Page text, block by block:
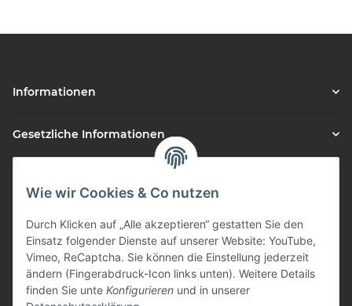
Informationen
Gesetzliche Informationen
Täglicher Versand
viele Zahlungsarten
Günstige Versandkosten
Wie wir Cookies & Co nutzen
Durch Klicken auf „Alle akzeptieren“ gestatten Sie den
Einsatz folgender Dienste auf unserer Website: YouTube,
Vimeo, ReCaptcha. Sie können die Einstellung jederzeit
ändern (Fingerabdruck-Icon links unten). Weitere Details
finden Sie unte Konfigurieren und in unserer